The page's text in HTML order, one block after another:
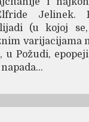
Jelinek.
(u kojoj
varijacijama
Požudi,